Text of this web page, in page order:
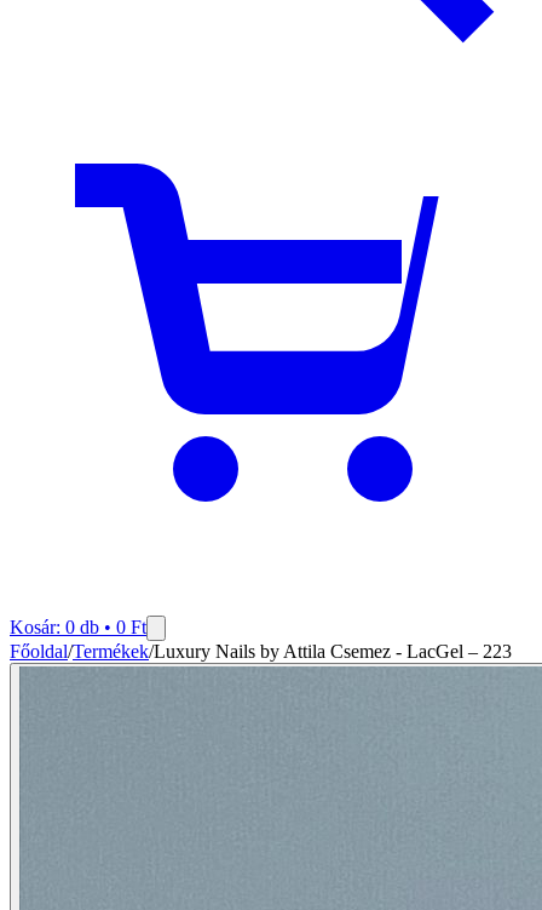
Kosár: 0 db • 0 Ft
Főoldal/Termékek/Luxury Nails by Attila Csemez - LacGel – 223